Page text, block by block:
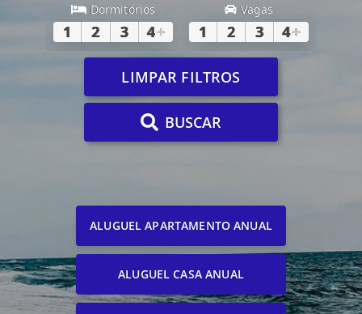
Dormitórios
1 2 3 4+
Vagas
1 2 3 4+
LIMPAR FILTROS
BUSCAR
ALUGUEL APARTAMENTO ANUAL
ALUGUEL CASA ANUAL